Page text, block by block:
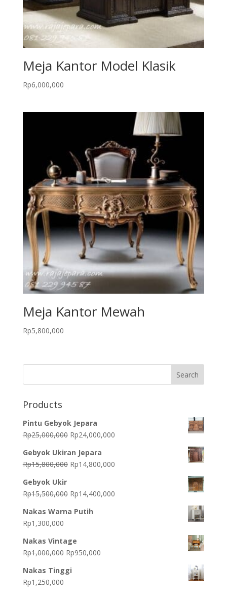
Meja Kantor Model Klasik
Rp6,000,000
Meja Kantor Mewah
Rp5,800,000
Products
Pintu Gebyok Jepara
Rp25,000,000 Original
was:
Rp25,000,000.
Rp24,000,000Current
Rp24,000,000.
Gebyok Ukiran Jepara
Rp15,800,000 Original
Rp15,800,000.
Rp14,800,000Current
Rp14,800,000.
Gebyok Ukir
Rp15,500,000 Original
was:
Rp14,400,000Current
Nakas Warna Putih
Rp1,300,000
Nakas Vintage
Rp1,000,000 Original
was:
Rp950,000Current
Nakas Tinggi
Rp1,250,000